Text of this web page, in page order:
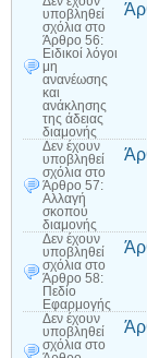
υποβληθεί
σχόλια στο
Άρθρο 56:
Ειδικοί λόγοι
μη
ανανέωσης
και
ανάκλησης
της άδειας
διαμονής
Δεν έχουν
υποβληθεί
σχόλια στο
Άρθρο 57:
Αλλαγή
σκοπού
διαμονής
Δεν έχουν
υποβληθεί
σχόλια στο
Άρθρο 58:
Πεδίο
Εφαρμογής
Δεν έχουν
υποβληθεί
σχόλια στο